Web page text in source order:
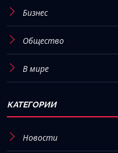
Бизнес
Общество
В мире
КАТЕГОРИИ
Новости